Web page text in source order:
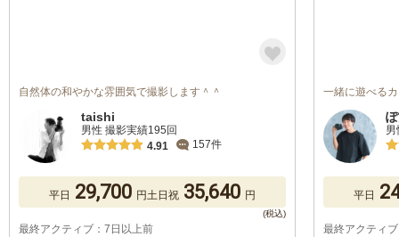
自然体の和やかな雰囲気で撮影します＾＾
taishi
男性 撮影実績195回
4.91
157件
平日 29,700 円土日祝 35,640 円
最終アクティブ：7日以上前
一緒に遊べる
平日
最終アクティ